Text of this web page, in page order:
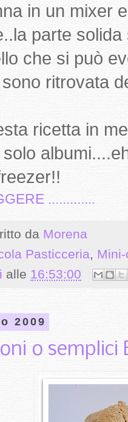
in un mixer
parte
che si può
ritrovata
ricetta in
.............
da Morena
Pasticceria,
alle 16:53:00
2009
o semplici